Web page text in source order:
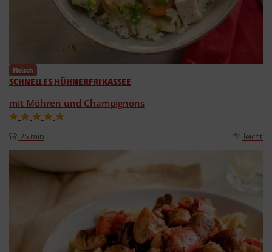
Fleisch
SCHNELLES HÜHNERFRIKASSEE
mit Möhren und Champignons
25 min leicht